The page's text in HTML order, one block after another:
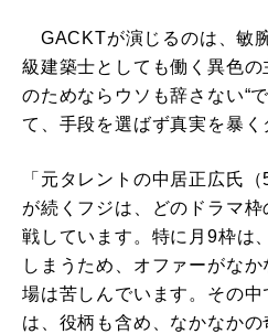
GACKTが演じるのは、敏
級建築士としても働く異色
のためならウソも辞さない“
て、手段を選ばず真実を暴く
「元タレントの中居正広氏
が続くフジは、どのドラマ
戦しています。特に月9枠は
しまうため、オファーがな
場は苦しんでいます。その
は、役柄も含め、なかなか